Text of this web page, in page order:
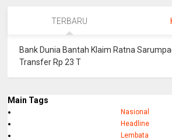
TERBARU
Bank Dunia Bantah Klaim Ratna
Transfer Rp 23 T
Main Tags
Nasional
Headline
Lembata